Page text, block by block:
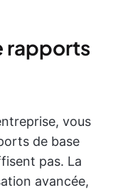
rapports
vous
de base
pas. La
avancée,